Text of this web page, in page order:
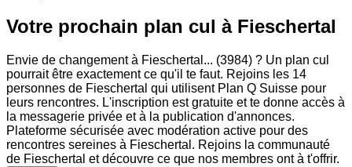
Votre prochain plan cul à Fieschertal
Envie de changement à Fieschertal ... (3984) ? Un plan cul
pourrait être exactement ce qu'il te faut. Rejoins les 14
personnes de Fieschertal qui utilisent Plan Q Suisse pour
leurs rencontres. L'inscription est gratuite et te donne accès à
la messagerie privée et à la publication d'annonces.
Plateforme sécurisée avec modération active pour des
rencontres sereines à Fieschertal. Rejoins la communauté
de Fieschertal et découvre ce que nos membres ont à t'offrir.